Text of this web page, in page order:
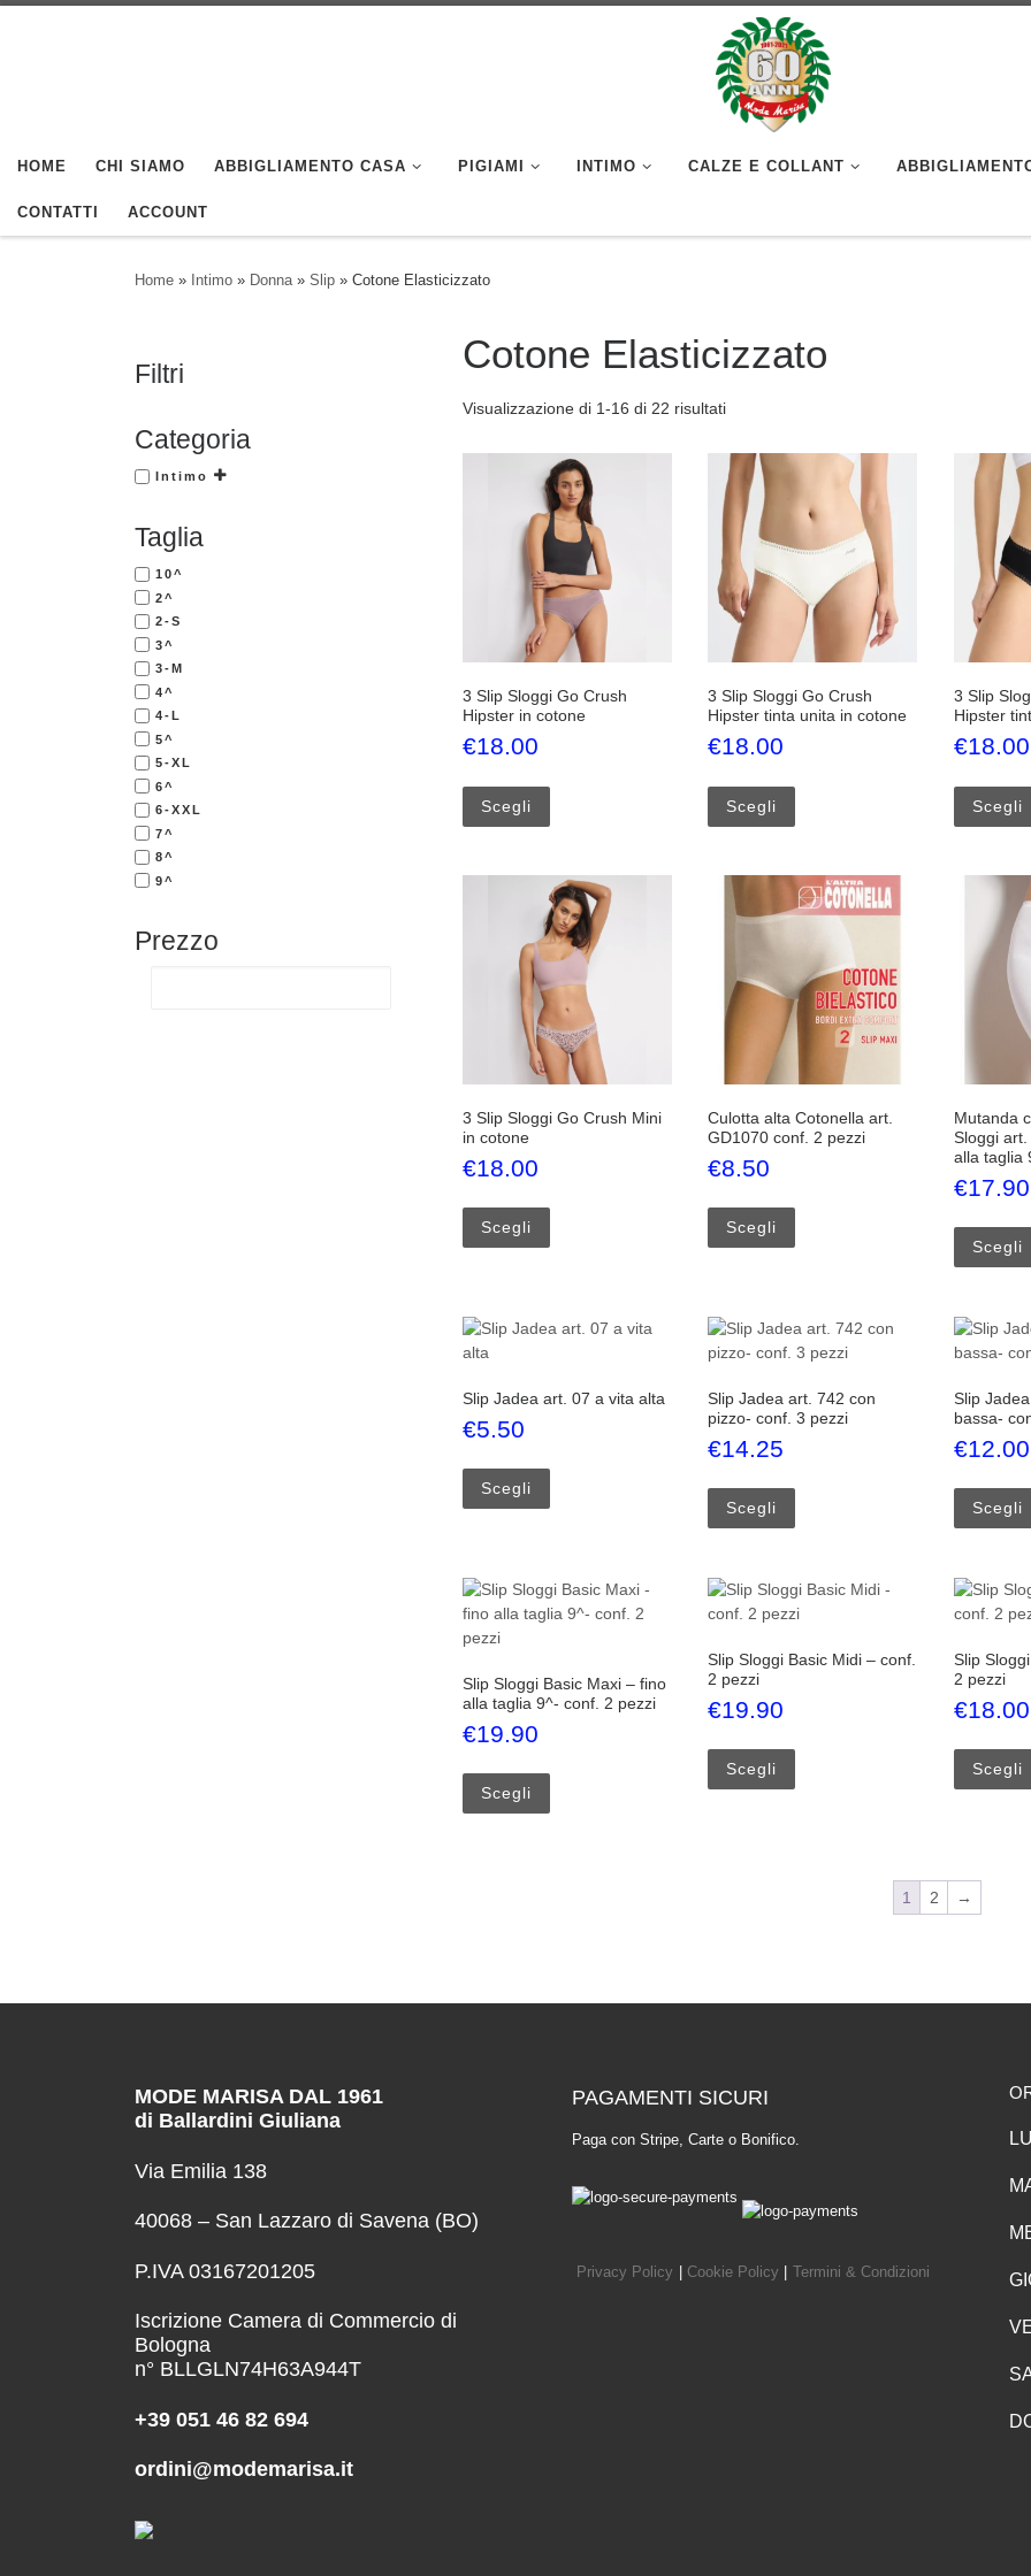
HOME CHI SIAMO ABBIGLIAMENTO CASA PIGIAMI INTIMO CALZE E COLLANT
CONTATTI ACCOUNT
Home » Intimo » Donna » Slip » Cotone Elasticizzato
Cotone Elasticizzato
Visualizzazione di 1-16 di 22 risultati
3 Slip Sloggi Go Crush
Hipster in cotone
€18.00
Scegli
3 Slip Sloggi Go Crush
Hipster tinta unita in cotone
€18.00
Scegli
3 Slip
Hipster
€18.00
Scegli
3 Slip Sloggi Go Crush Mini
in cotone
€18.00
Scegli
Questo prodotto ha più varianti. Le opzioni possono essere scelte
Culotta alta Cotonella art.
GD1070 conf. 2 pezzi
€8.50
Scegli
Questo prodotto ha più
Mutanda
Sloggi
alla taglia
€17.90
Scegli
Slip Jadea art. 07 a vita alta
€5.50
Scegli
Questo prodotto ha più varianti. Le opzioni possono essere
Slip Jadea art. 742 con
pizzo- conf. 3 pezzi
€14.25
Scegli
Slip
bassa-
€12.00
Scegli
Slip Sloggi Basic Maxi – fino
alla taglia 9^- conf. 2 pezzi
€19.90
Scegli
Questo prodotto ha più varianti. Le opzioni possono essere scelte
Slip Sloggi Basic Midi – conf.
2 pezzi
€19.90
Scegli
Slip
2 pezzi
€18.00
Scegli
1 2 →
Filtri
Categoria
Intimo
Taglia
10^
2^
2-S
3^
3-M
4^
4-L
5^
5-XL
6^
6-XXL
7^
8^
9^
Prezzo
MODE MARISA DAL 1961
di Ballardini Giuliana
Via Emilia 138
40068 – San Lazzaro di Savena (BO)
P.IVA 03167201205
Iscrizione Camera di Commercio di
Bologna
n° BLLGLN74H63A944T
+39 051 46 82 694
ordini@modemarisa.it
PAGAMENTI SICURI
Paga con Stripe, Carte o Bonifico.
Privacy Policy Cookie Policy Termini & Condizioni